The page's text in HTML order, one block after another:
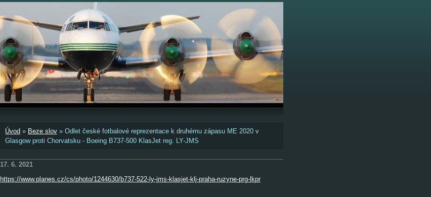
Úvod » Beze slov » Odlet české fotbalové reprezentace k druhému zápasu ME 2020 v
Glasgow proti Chorvatsku - Boeing B737-500 KlasJet reg. LY-JMS
17. 6. 2021
https://www.planes.cz/cs/photo/1244630/b737-522-ly-jms-klasjet-klj-praha-ruzyne-prg-lkpr